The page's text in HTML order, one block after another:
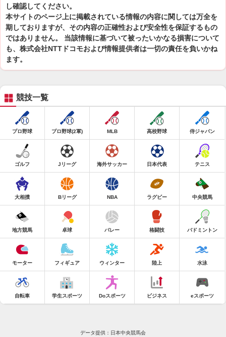
し確認してください。
本サイトのページ上に掲載されている情報の内容に関しては万全を
期しておりますが、その内容の正確性および安全性を保証するもの
ではありません。 当該情報に基づいて被ったいかなる損害について
も、株式会社NTTドコモおよび情報提供者は一切の責任を負いかね
ます。
競技一覧
プロ野球 プロ野球(2軍) MLB 高校野球 侍ジャパン
ゴルフ Jリーグ 海外サッカー 日本代表 テニス
大相撲 Bリーグ NBA ラグビー 中央競馬
地方競馬 卓球 バレー 格闘技 バドミントン
モーター フィギュア ウィンター 陸上 水泳
自転車 学生スポーツ Doスポーツ ビジネス eスポーツ
データ提供：日本中央競馬会